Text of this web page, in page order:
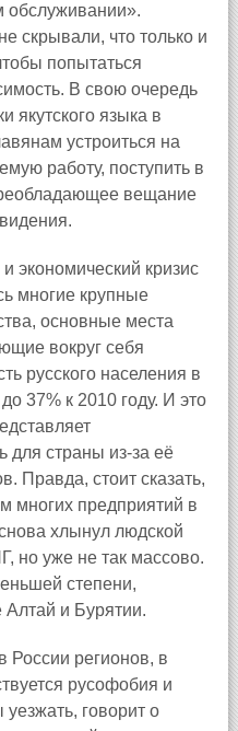
обслуживании».
скрывали, что только и
попытаться
В свою очередь
якутского языка в
устроиться на
работу, поступить в
вещание
экономический кризис
многие крупные
основные места
вокруг себя
русского населения в
37% к 2010 году. И это
для страны из-за её
Правда, стоит сказать,
многих предприятий в
хлынул людской
но уже не так массово.
степени,
Алтай и Бурятии.
России регионов, в
русофобия и
говорит о